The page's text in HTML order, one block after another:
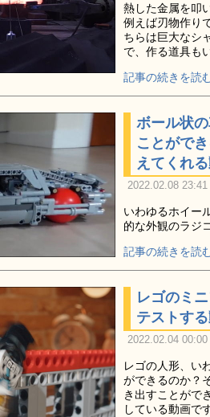
熱した金属を叩
例えば刃物作り
ちらは巨大なシ
で、作る道具も
記事の続きを読
ボール状
ことがで
えてくれ
2022.02.08
いわゆるホイー
的な外観のラジ
記事の続きを読
レゴのミ
テストす
2022.02.04
レゴの人形、い
ができるのか？
き出すことがで
している動画で